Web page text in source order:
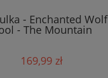
- Enchanted Wolf
- The Mountain
169,99 zł